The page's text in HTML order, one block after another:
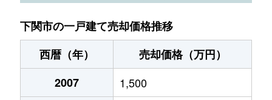
伊倉本町
3,200万円 新下関
伊倉本町
1,900万円 新下関
下関市の一戸建て売却価格推移
西暦（年）
売却価格（万円）
2007
1,500